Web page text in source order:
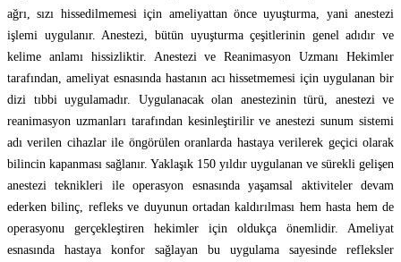
ağrı, sızı hissedilmemesi için ameliyattan önce uyuşturma, yani anestezi
işlemi uygulanır. Anestezi, bütün uyuşturma çeşitlerinin genel adıdır ve
kelime anlamı hissizliktir. Anestezi ve Reanimasyon Uzmanı Hekimler
tarafından, ameliyat esnasında hastanın acı hissetmemesi için uygulanan bir
dizi tıbbi uygulamadır. Uygulanacak olan anestezinin türü, anestezi ve
reanimasyon uzmanları tarafından kesinleştirilir ve anestezi sunum sistemi
adı verilen cihazlar ile öngörülen oranlarda hastaya verilerek geçici olarak
bilincin kapanması sağlanır. Yaklaşık 150 yıldır uygulanan ve sürekli gelişen
anestezi teknikleri ile operasyon esnasında yaşamsal aktiviteler devam
ederken bilinç, refleks ve duyunun ortadan kaldırılması hem hasta hem de
operasyonu gerçekleştiren hekimler için oldukça önemlidir. Ameliyat
esnasında hastaya konfor sağlayan bu uygulama sayesinde refleksler